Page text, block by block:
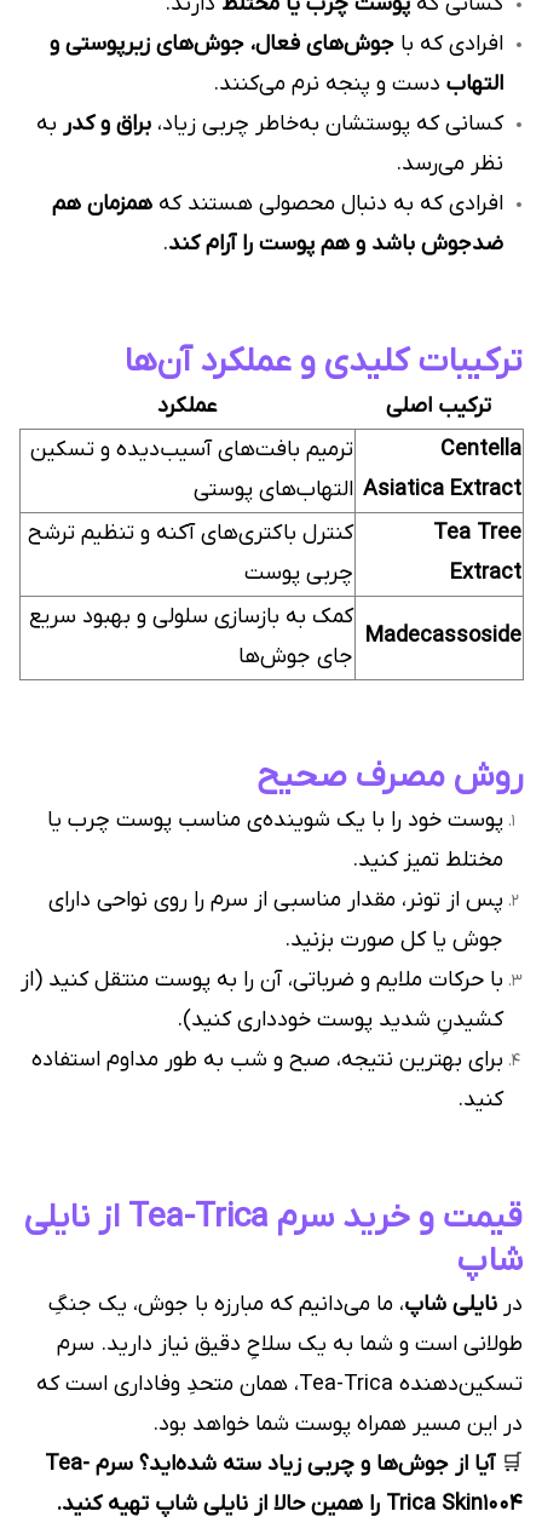
افرادی که با جوش‌های فعال، جوش‌های زیرپوستی و
التهاب دست و پنجه نرم می‌کنند.
کسانی که پوستشان به‌خاطر چربی زیاد، براق و کدر به
نظر می‌رسد.
افرادی که به دنبال محصولی هستند که همزمان هم
ضد‌جوش باشد و هم پوست را آرام کند.
ترکیبات کلیدی و عملکرد آن‌ها
ترکیب اصلی
عملکرد
Centella
Asiatica Extract
ترمیم بافت‌های آسیب‌دیده و تسکین
التهاب‌های پوستی
Tea Tree
Extract
کنترل باکتری‌های آکنه و تنظیم ترشح
چربی پوست
Madecassoside
کمک به بازسازی سلولی و بهبود سریع
جای جوش‌ها
روش مصرف صحیح
پوست خود را با یک شوینده‌ی مناسب پوست چرب یا
مختلط تمیز کنید.
پس از تونر، مقدار مناسبی از سرم را روی نواحی دارای
جوش یا کل صورت بزنید.
با حرکات ملایم و ضرباتی، آن را به پوست منتقل کنید (از
کشیدنِ شدید پوست خودداری کنید).
برای بهترین نتیجه، صبح و شب به طور مداوم استفاده
کنید.
قیمت و خرید سرم Tea-Trica از نایلی
شاپ
در نایلی شاپ، ما می‌دانیم که مبارزه با جوش، یک جنگِ
طولانی است و شما به یک سلاحِ دقیق نیاز دارید. سرم
تسکین‌دهنده Tea-Trica، همان متحدِ وفاداری است که
در این مسیر همراه پوست شما خواهد بود.
🛒
آیا از جوش‌ها و چربی زیاد سته شده‌اید؟ سرم Tea-
Trica Skin1004 را همین حالا از نایلی شاپ تهیه کنید.